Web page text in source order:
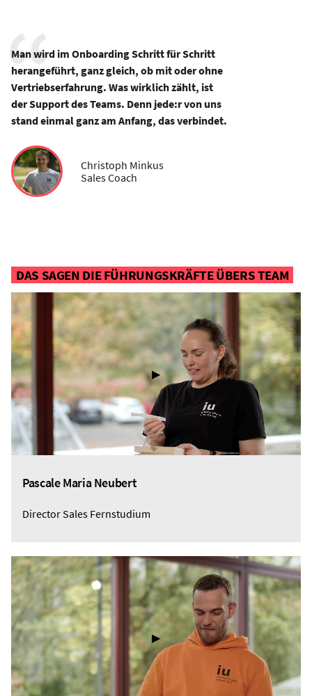
Man wird im Onboarding Schritt für Schritt
herangeführt, ganz gleich, ob mit oder ohne
Vertriebserfahrung. Was wirklich zählt, ist
der Support des Teams. Denn jede:r von uns
stand einmal ganz am Anfang, das verbindet.
Christoph Minkus
Sales Coach
DAS SAGEN DIE FÜHRUNGSKRÄFTE ÜBERS TEAM
▶
Pascale Maria Neubert
Director Sales Fernstudium
▶